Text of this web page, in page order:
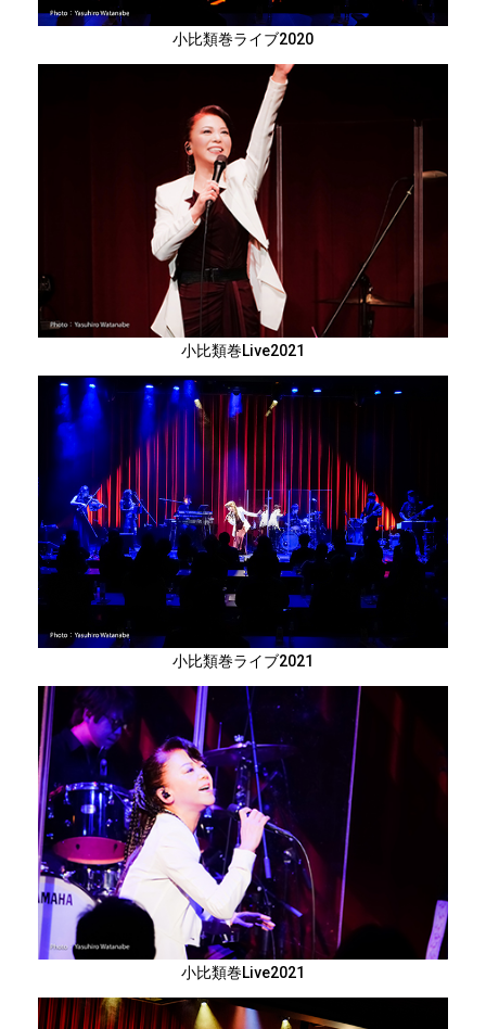
小比類巻ライブ2020
小比類巻Live2021
小比類巻ライブ2021
小比類巻Live2021